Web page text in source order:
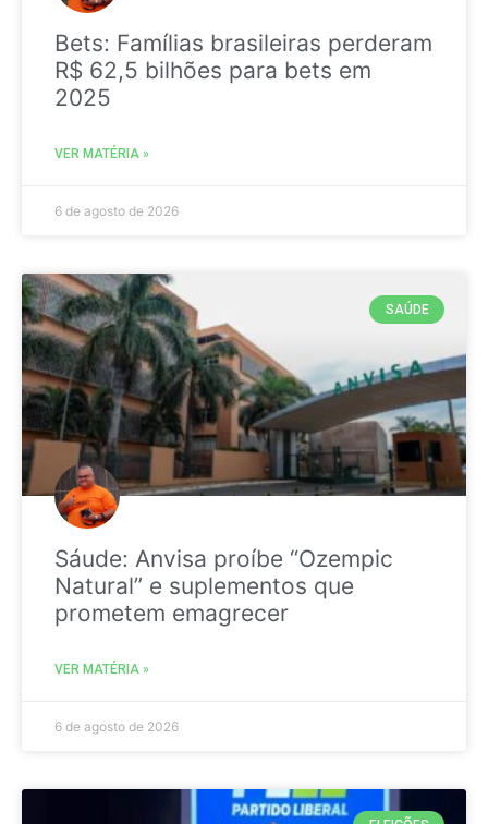
Bets: Famílias brasileiras perderam
R$ 62,5 bilhões para bets em
2025
VER MATÉRIA »
6 de agosto de 2026
SAÚDE
Sáude: Anvisa proíbe “Ozempic
Natural” e suplementos que
prometem emagrecer
VER MATÉRIA »
6 de agosto de 2026